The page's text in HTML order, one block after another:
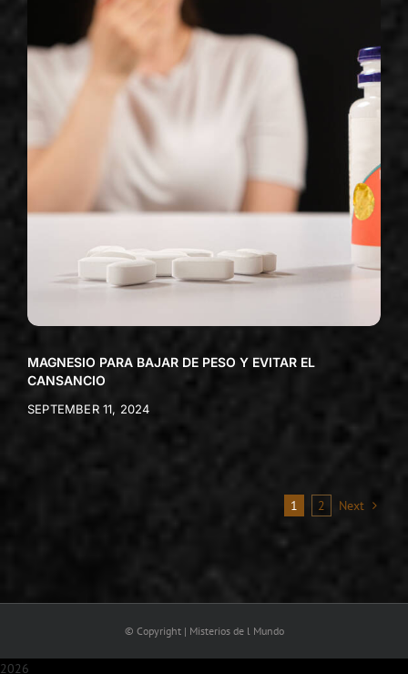
MAGNESIO PARA BAJAR DE PESO Y EVITAR EL
CANSANCIO
SEPTEMBER 11, 2024
1 2 Next
© Copyright | Misterios de l Mundo
2026